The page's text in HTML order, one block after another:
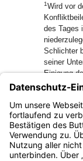
1Wird vor
des Tages
Schlichter
seiner
Einigung
5Die
Abschrift
Bayern.de